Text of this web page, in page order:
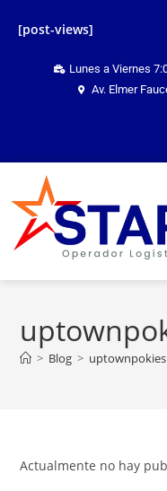
[post-views]
Lunes a Viernes
Av. Elmer
> Blog > uptownpokies
Actualmente no hay